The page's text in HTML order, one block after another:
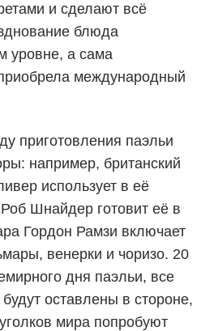
и сделают всё
блюда
уровне, а сама
международный
приготовления паэльи
например, британский
использует в её
Шнайдер готовит её в
Гордон Рамзи включает
венерки и чоризо. 20
дня паэльи, все
оставлены в стороне,
мира попробуют